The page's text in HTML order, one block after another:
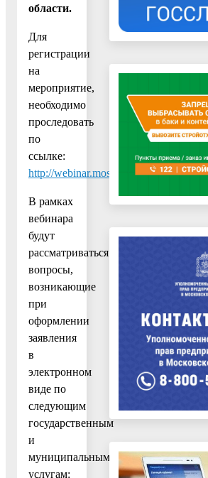
области.
Для
регистрации
на
мероприятие,
необходимо
проследовать
по
ссылке:
http://webinar.mosreg.ru/mira/s/9Xr45O
В рамках
вебинара
будут
рассматриваться
вопросы,
возникающие
при
оформлении
заявления
в
электронном
виде по
следующим
государственным
и
муниципальным
услугам: